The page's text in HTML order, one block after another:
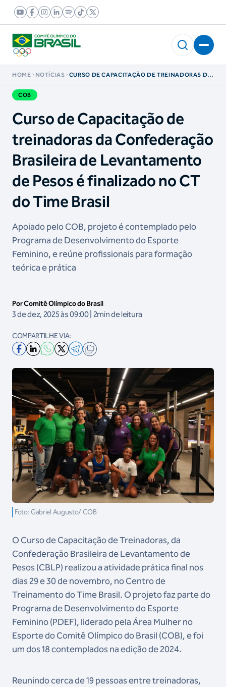
HOME NOTÍCIAS
CURSO DE CAPACITAÇÃO DE TREINADORAS DA
COB
Curso de Capacitação de
treinadoras da Confederação
Brasileira de Levantamento
de Pesos é finalizado no CT
do Time Brasil
Apoiado pelo COB, projeto é contemplado pelo
Programa de Desenvolvimento do Esporte
Feminino, e reúne profissionais para formação
teórica e prática
Por Comitê Olímpico do Brasil
3 de dez, 2025 às 09:00 | 2min de leitura
COMPARTILHE VIA:
Foto: Gabriel Augusto/ COB
O Curso de Capacitação de Treinadoras, da
Confederação Brasileira de Levantamento de
Pesos (CBLP) realizou a atividade prática final nos
dias 29 e 30 de novembro, no Centro de
Treinamento do Time Brasil. O projeto faz parte do
Programa de Desenvolvimento do Esporte
Feminino (PDEF), liderado pela Área Mulher no
Esporte do Comitê Olímpico do Brasil (COB), e foi
um dos 18 contemplados na edição de 2024.
Reunindo cerca de 19 pessoas entre treinadoras,